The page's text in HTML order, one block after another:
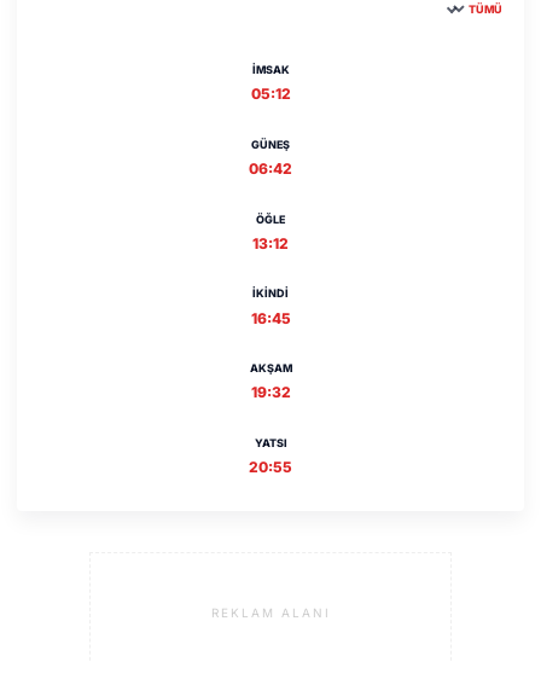
TÜMÜ
İMSAK
05:12
GÜNEŞ
06:42
ÖĞLE
13:12
İKINDI
16:45
AKŞAM
19:32
YATSI
20:55
REKLAM ALANI